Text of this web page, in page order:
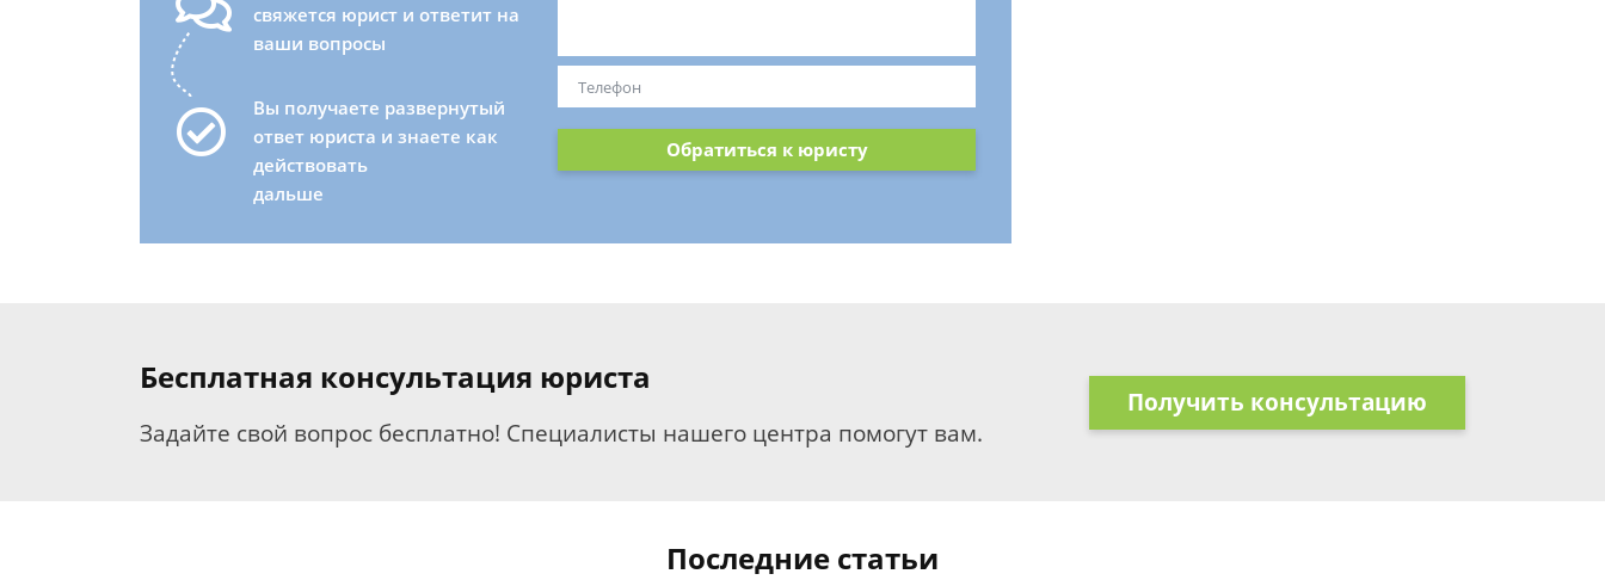
свяжется юрист и ответит на
ваши вопросы
Вы получаете развернутый
ответ юриста и знаете как
действовать
дальше
Обратиться к юристу
Бесплатная консультация юриста
Задайте свой вопрос бесплатно! Специалисты нашего центра помогут вам.
Получить консультацию
Последние статьи